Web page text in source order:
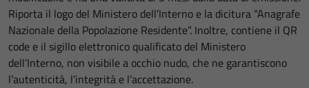
Riporta il logo del Ministero dell’Interno e la dicitura “Anagrafe
Nazionale della Popolazione Residente”. Inoltre, contiene il QR
code e il sigillo elettronico qualificato del Ministero
dell’Interno, non visibile a occhio nudo, che ne garantiscono
l’autenticità, l’integrità e l’accettazione.